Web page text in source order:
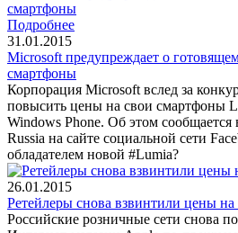
Подробнее
31.01.2015
Microsoft предупреждает о
смартфоны
Корпорация Microsoft вслед за
повысить цены на свои смартфоны
Windows Phone. Об этом
Russia на сайте социальной сети
обладателем новой #Lumiа?
26.01.2015
Ретейлеры снова взвинтили цены на
Российские розничные сети снова